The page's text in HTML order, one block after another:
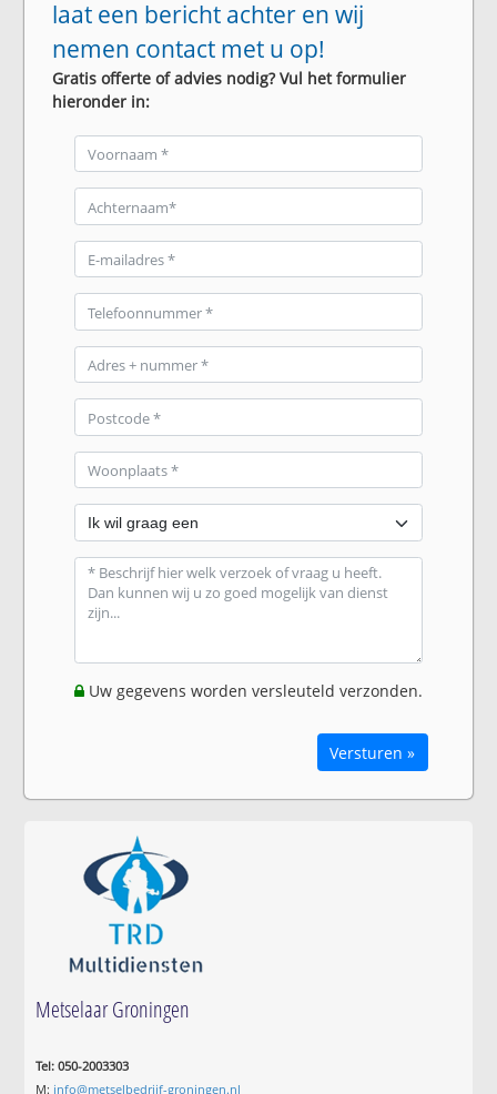
laat een bericht achter en wij
nemen contact met u op!
Gratis offerte of advies nodig? Vul het formulier
hieronder in:
Uw gegevens worden versleuteld verzonden.
Versturen »
Metselaar Groningen
Tel: 050-2003303
M: info@metselbedrijf-groningen.nl